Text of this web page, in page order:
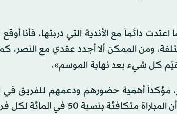
دائماً مع الأندية التي دربتها، فأنا
ومن الممكن ألا أجدد عقدي مع النصر،
كل شيء بعد نهاية الموسم».
أهمية حضورهم ودعمهم للفريق في
الجماهير مهم جداً بالنسبة لنا، لكن يجب أن يدرك